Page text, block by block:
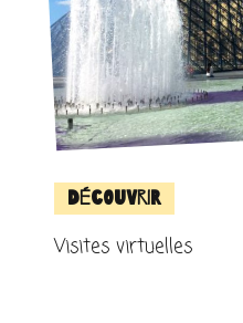
Découvrir
Visites virtuelles